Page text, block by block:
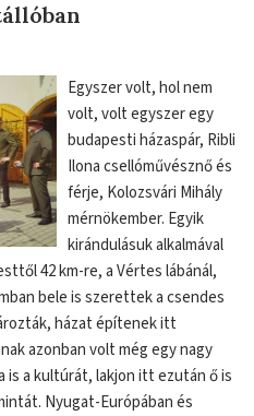
Egyszer volt, hol nem
volt, volt egyszer egy
budapesti házaspár, Ribli
Ilona csellóművésznő és
férje, Kolozsvári Mihály
mérnökember. Egyik
kirándulásuk alkalmával
42 km-re, a Vértes lábánál,
bele is szerettek a csendes
házat építenek itt
azonban volt még egy nagy
is a kultúrát, lakjon itt ezután ő is
Nyugat-Európában és